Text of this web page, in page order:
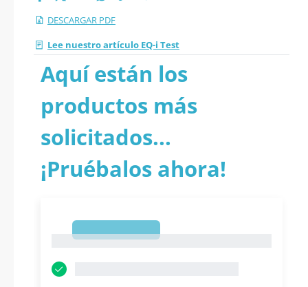
DESCARGAR PDF
Lee nuestro artículo EQ-i Test
Aquí están los
productos más
solicitados...
¡Pruébalos ahora!